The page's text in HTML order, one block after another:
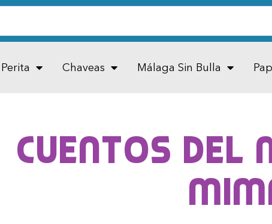
Chaveas Málaga Sin Bulla
Cuentos del